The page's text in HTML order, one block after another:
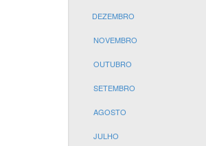
DEZEMBRO
NOVEMBRO
OUTUBRO
SETEMBRO
AGOSTO
JULHO